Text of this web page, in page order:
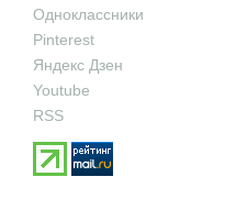
Одноклассники
Pinterest
Яндекс Дзен
Youtube
RSS